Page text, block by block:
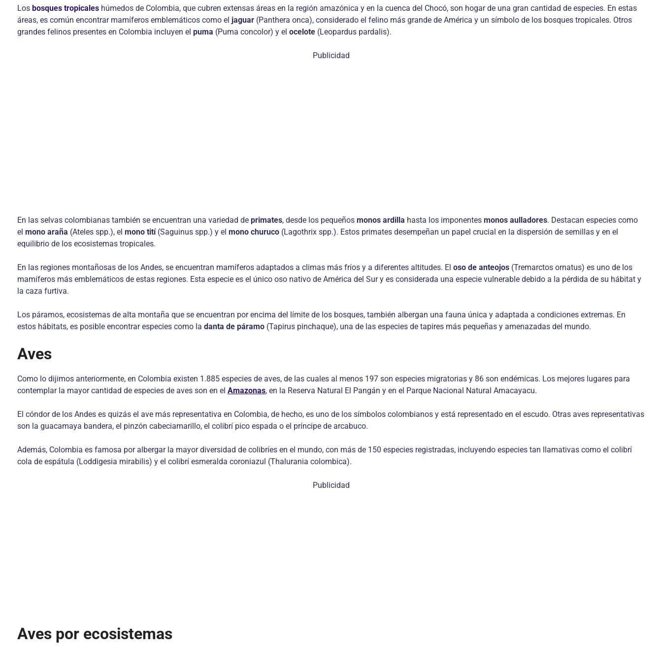
Los bosques tropicales húmedos de Colombia, que cubren extensas áreas en la región amazónica y en la cuenca del Chocó, son hogar de una gran cantidad de especies. En estas
áreas, es común encontrar mamíferos emblemáticos como el jaguar (Panthera onca), considerado el felino más grande de América y un símbolo de los bosques tropicales. Otros
grandes felinos presentes en Colombia incluyen el puma (Puma concolor) y el ocelote (Leopardus pardalis).
Publicidad
En las selvas colombianas también se encuentran una variedad de primates, desde los pequeños monos ardilla hasta los imponentes monos aulladores. Destacan especies como
el mono araña (Ateles spp.), el mono tití(Saguinus spp.) y el mono churuco (Lagothrix spp.). Estos primates desempeñan un papel crucial en la dispersión de semillas y en el
equilibrio de los ecosistemas tropicales.
En las regiones montañosas de los Andes, se encuentran mamíferos adaptados a climas más fríos y a diferentes altitudes. El oso de anteojos (Tremarctos ornatus) es uno de los
mamíferos más emblemáticos de estas regiones. Esta especie es el único oso nativo de América del Sur y es considerada una especie vulnerable debido a la pérdida de su hábitat y
la caza furtiva.
Los páramos, ecosistemas de alta montaña que se encuentran por encima del límite de los bosques, también albergan una fauna única y adaptada a condiciones extremas. En
estos hábitats, es posible encontrar especies como la danta de páramo (Tapirus pinchaque), una de las especies de tapires más pequeñas y amenazadas del mundo.
Aves
Como lo dijimos anteriormente, en Colombia existen 1.885 especies de aves, de las cuales al menos 197 son especies migratorias y 86 son endémicas. Los mejores lugares para
contemplar la mayor cantidad de especies de aves son en el Amazonas, en la Reserva Natural El Pangán y en el Parque Nacional Natural Amacayacu.
El cóndor de los Andes es quizás el ave más representativa en Colombia, de hecho, es uno de los símbolos colombianos y está representado en el escudo. Otras aves representativas
son la guacamaya bandera, el pinzón cabeciamarillo, el colibrí pico espada o el príncipe de arcabuco.
Además, Colombia es famosa por albergar la mayor diversidad de colibríes en el mundo, con más de 150 especies registradas, incluyendo especies tan llamativas como el colibrí
cola de espátula (Loddigesia mirabilis) y el colibrí esmeralda coroniazul (Thalurania colombica).
Publicidad
Aves por ecosistemas